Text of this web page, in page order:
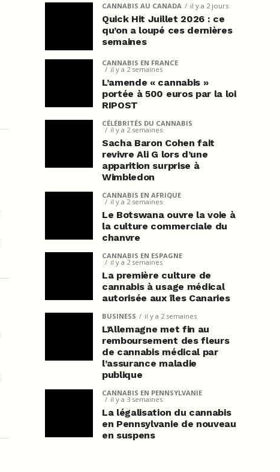
CANNABIS AU CANADA il y a 2 jours
Quick Hit Juillet 2026 : ce
qu’on a loupé ces dernières
semaines
CANNABIS EN FRANCE
il y a 2 semaines
L’amende « cannabis »
portée à 500 euros par la loi
RIPOST
CÉLÉBRITÉS DU CANNABIS
il y a 2 semaines
Sacha Baron Cohen fait
revivre Ali G lors d’une
apparition surprise à
Wimbledon
CANNABIS EN AFRIQUE
il y a 2 semaines
Le Botswana ouvre la voie à
la culture commerciale du
chanvre
CANNABIS EN ESPAGNE
il y a 2 semaines
La première culture de
cannabis à usage médical
autorisée aux îles Canaries
BUSINESS il y a 2 semaines
L’Allemagne met fin au
remboursement des fleurs
de cannabis médical par
l’assurance maladie
publique
CANNABIS EN PENNSYLVANIE
il y a 3 semaines
La légalisation du cannabis
en Pennsylvanie de nouveau
en suspens